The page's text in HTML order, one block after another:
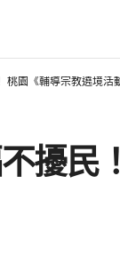
桃園《輔導宗教遶境活
擾民